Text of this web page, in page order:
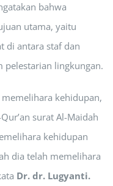
bahwa
utama, yaitu
di antara staf dan
pelestarian lingkungan.
kehidupan,
surat Al-Maidah
kehidupan
dia telah memelihara
Dr. dr. Lugyanti.